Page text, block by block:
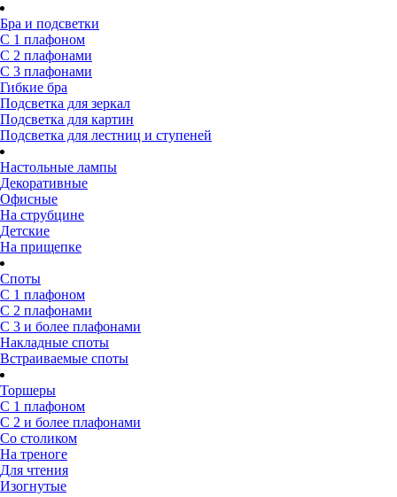
Бра и подсветки
С 1 плафоном
С 2 плафонами
С 3 плафонами
Гибкие бра
Подсветка для зеркал
Подсветка для картин
Подсветка для лестниц и ступеней
Настольные лампы
Декоративные
Офисные
На струбцине
Детские
На прищепке
Споты
С 1 плафоном
С 2 плафонами
С 3 и более плафонами
Накладные споты
Встраиваемые споты
Торшеры
С 1 плафоном
С 2 и более плафонами
Со столиком
На треноге
Для чтения
Изогнутые